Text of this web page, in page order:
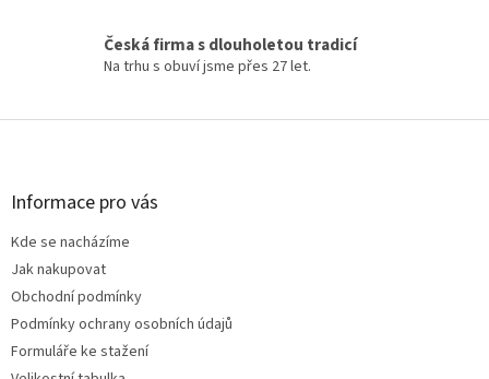
Česká firma s dlouholetou tradicí
Na trhu s obuví jsme přes 27 let.
Z
Informace pro vás
Kde se nacházíme
Jak nakupovat
Obchodní podmínky
Podmínky ochrany osobních údajů
Formuláře ke stažení